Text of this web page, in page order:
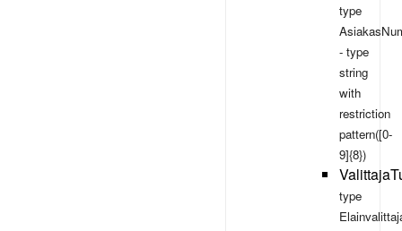
type
- type
string
with
restriction
pattern([0-
9]{8})
type